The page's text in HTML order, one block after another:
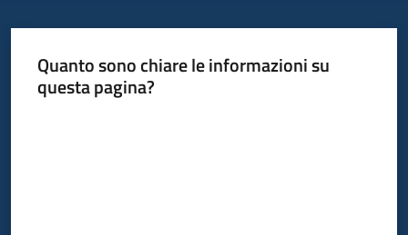
Supporto
Piattaforme
Quanto sono chiare le informazioni su
questa pagina?